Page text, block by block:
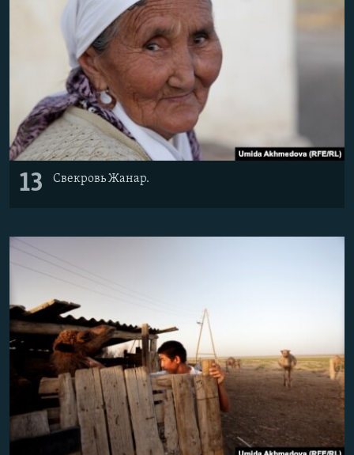
13 Свекровь Жанар.